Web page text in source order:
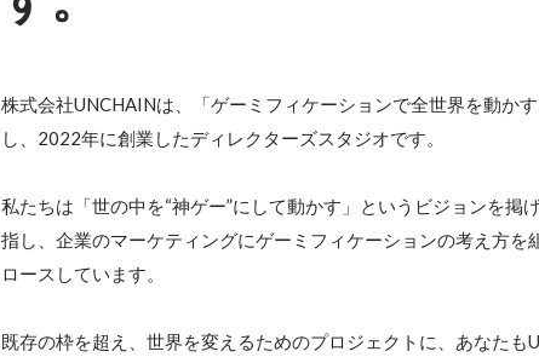
株式会社UNCHAINは、「ゲーミフィケーションで全世界を動か
し、2022年に創業したディレクターズスタジオです。
私たちは「世の中を“神ゲー”にして動かす」というビジョンを掲
指し、企業のマーケティングにゲーミフィケーションの考え方を
ロースしています。
既存の枠を超え、世界を変えるためのプロジェクトに、あなたも